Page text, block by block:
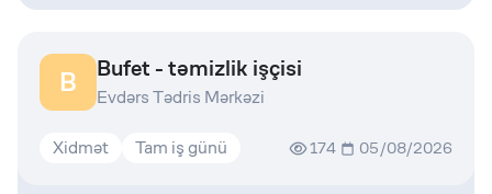
B Bufet - təmizlik işçisi
Evdərs Tədris Mərkəzi
Xidmət Tam iş günü 174 05/08/2026